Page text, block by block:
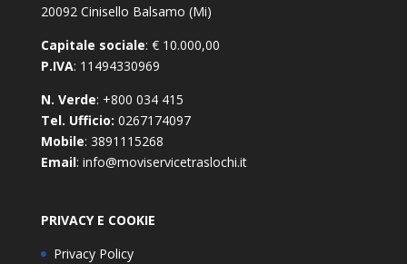
20092 Cinisello Balsamo (Mi)
Capitale sociale: € 10.000,00
P.IVA: 11494330969
N. Verde: +800 034 415
Tel. Ufficio: 0267174097
Mobile: 3891115268
Email: info@moviservicetraslochi.it
PRIVACY E COOKIE
Privacy Policy